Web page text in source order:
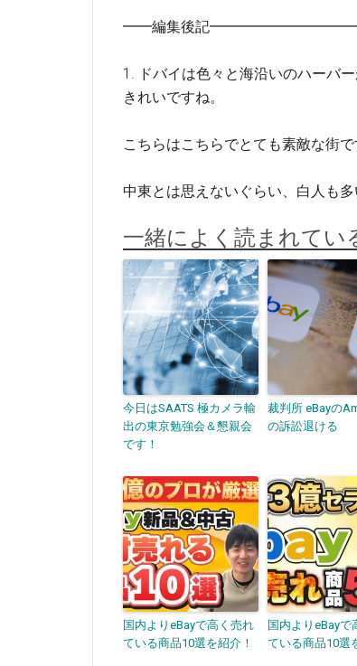
━━編集後記
1. ドバイは色々と海沿いのハーバ
きれいですね。
こちらはこちらでとても素敵な街で
中東とは思えないぐらい、白人も多
一緒によく読まれてい
今日はSAATS 極カメラ輸
出の東京勉強会＆懇親会
です！
裁判所 eBayの
の訴訟退ける
国内よりeBayで高く売れ
ている商品10選を紹介！
国内よりeBayで
ている商品10選